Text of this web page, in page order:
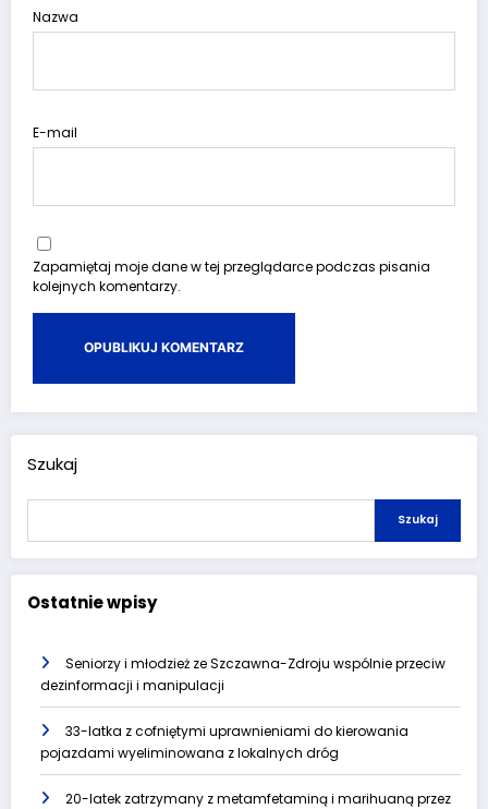
Nazwa
E-mail
Zapamiętaj moje dane w tej przeglądarce podczas pisania
kolejnych komentarzy.
Szukaj
Szukaj
Ostatnie wpisy
Seniorzy i młodzież ze Szczawna-Zdroju wspólnie przeciw
dezinformacji i manipulacji
33-latka z cofniętymi uprawnieniami do kierowania
pojazdami wyeliminowana z lokalnych dróg
20-latek zatrzymany z metamfetaminą i marihuaną przez